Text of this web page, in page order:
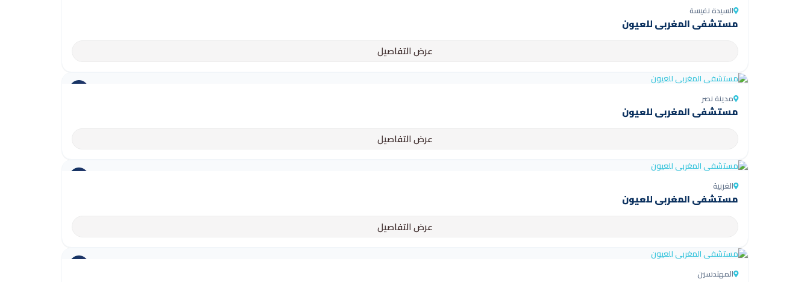
السيدة نفيسة
مستشفى المغربي للعيون
عرض التفاصيل
مدينة نصر
مستشفى المغربي للعيون
عرض التفاصيل
الغربية
مستشفى المغربي للعيون
عرض التفاصيل
المهندسين